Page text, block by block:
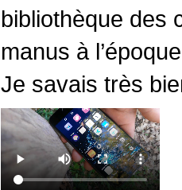
bibliothèque des
manus à
Je savais très